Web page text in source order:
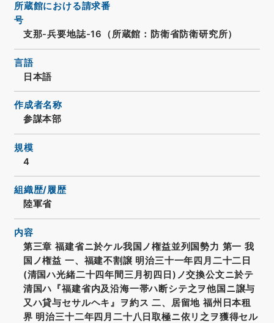
所蔵館における請求番
号
支那-兵要地誌-16（所蔵館：防衛省防衛研究所）
言語
日本語
作成者名称
参謀本部
規模
4
組織歴/履歴
陸軍省
内容
第三章 福建省ニ於ケル我国ノ権益並列国勢力 第一 我
国ノ権益 一、福建不割譲 明治三十一年四月二十二日
(清国ハ光緒二十四年間三月初四日)ノ交換公文ニ於テ
清国ハ『福建省内及沿海一帯ハ断シテ之ヲ他国ニ譲与
又ハ貸与セサルヘキ』ヲ約ス 二、居留地 福州日本租
界 明治三十二年四月二十八日取極ニ依リ之ヲ獲得セル